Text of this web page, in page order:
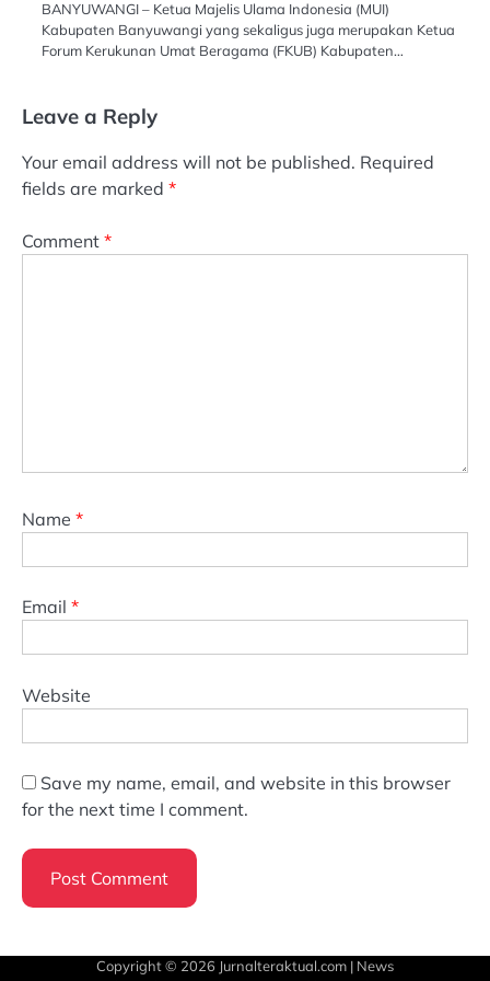
BANYUWANGI – Ketua Majelis Ulama Indonesia (MUI)
Kabupaten Banyuwangi yang sekaligus juga merupakan Ketua
Forum Kerukunan Umat Beragama (FKUB) Kabupaten…
Leave a Reply
Your email address will not be published. Required
fields are marked *
Comment *
Name *
Email *
Website
Save my name, email, and website in this browser
for the next time I comment.
Copyright © 2026 Jurnalteraktual.com | News